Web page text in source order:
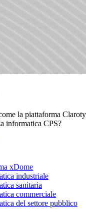
la piattaforma
informatica CPS?
xDome
industriale
sanitaria
commerciale
del settore pubblico